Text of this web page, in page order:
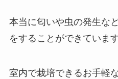
本当に匂いや虫の発生な
をすることができています
室内で栽培できるお手軽